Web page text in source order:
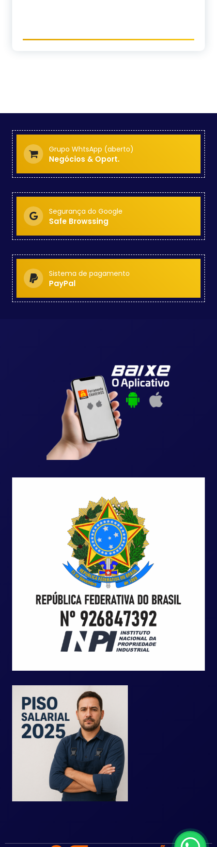
Grupo WhtsApp (aberto)
Negócios & Oport.
Segurança do Google
Safe Browssing
Sistema de pagamento
PayPal